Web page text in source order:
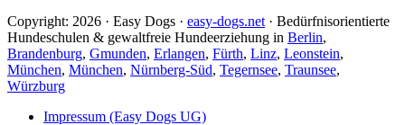
Copyright: 2026 · Easy Dogs · easy-dogs.net · Bedürfnisorientierte
Hundeschulen & gewaltfreie Hundeerziehung in Berlin,
Brandenburg, Gmunden, Erlangen, Fürth, Linz, Leonstein,
München, München, Nürnberg-Süd, Tegernsee, Traunsee,
Würzburg
Impressum (Easy Dogs UG)